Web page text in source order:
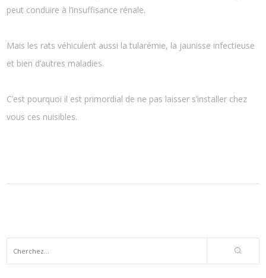
peut conduire à l’insuffisance rénale.
Mais les rats véhiculent aussi la tularémie, la jaunisse infectieuse
et bien d’autres maladies.
C’est pourquoi il est primordial de ne pas laisser s’installer chez
vous ces nuisibles.